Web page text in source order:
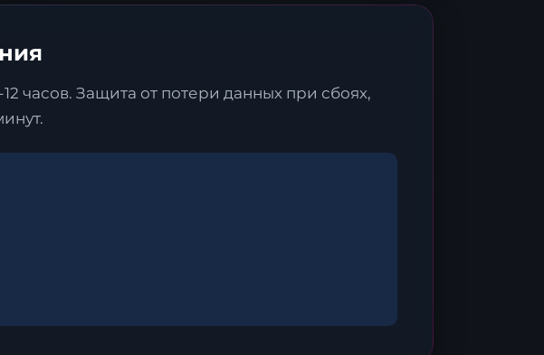
часов. Защита от потери данных при сбоях,